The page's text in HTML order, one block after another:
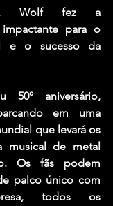
Wolf fez a
para o
e o sucesso da
50º aniversário,
em uma
que levará os
musical de metal
Os fãs podem
palco único com
todos os